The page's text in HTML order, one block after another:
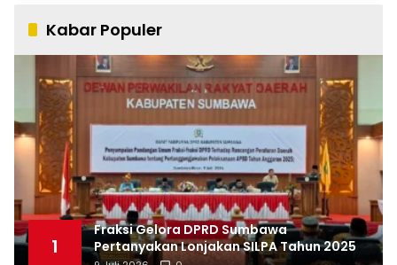
Kabar Populer
1
Fraksi Gelora DPRD Sumbawa
Pertanyakan Lonjakan SILPA Tahun 2025